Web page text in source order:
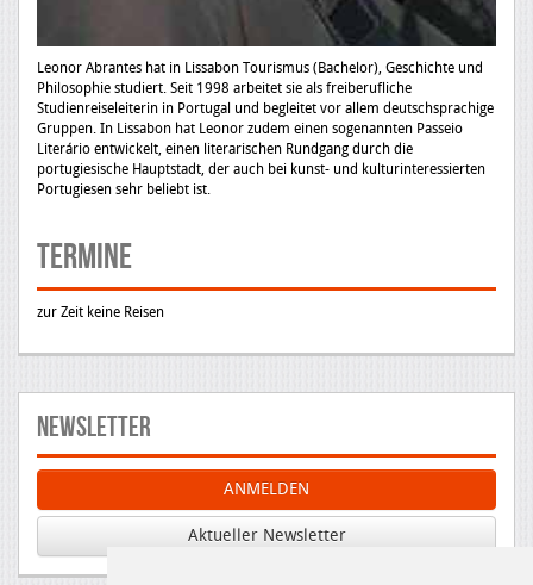
Leonor Abrantes hat in Lissabon Tourismus (Bachelor), Geschichte und
Philosophie studiert. Seit 1998 arbeitet sie als freiberufliche
Studienreiseleiterin in Portugal und begleitet vor allem deutschsprachige
Gruppen. In Lissabon hat Leonor zudem einen sogenannten Passeio
Literário entwickelt, einen literarischen Rundgang durch die
portugiesische Hauptstadt, der auch bei kunst- und kulturinteressierten
Portugiesen sehr beliebt ist.
Termine
zur Zeit keine Reisen
Newsletter
ANMELDEN
Aktueller Newsletter